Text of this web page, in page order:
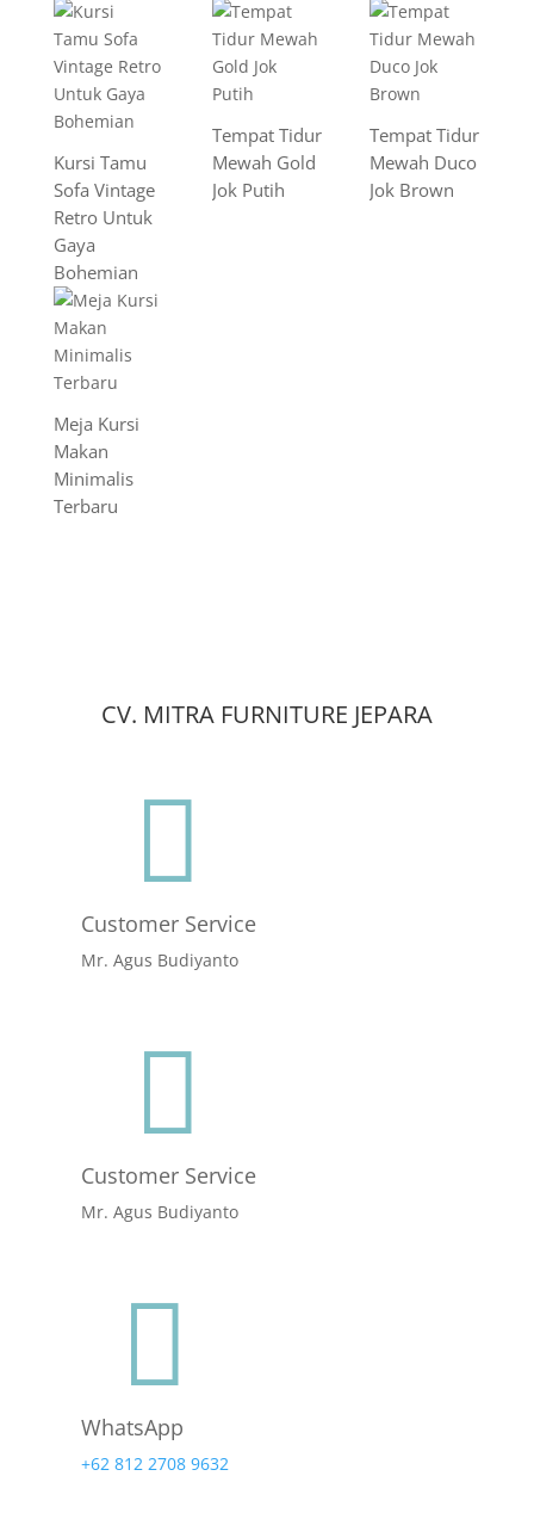
Kursi Tamu
Sofa Vintage
Retro Untuk
Gaya
Bohemian
Tempat Tidur
Mewah Gold
Jok Putih
Tempat Tidur
Mewah Duco
Jok Brown
Meja Kursi
Makan
Minimalis
Terbaru
CV. MITRA FURNITURE JEPARA

Customer Service
Mr. Agus Budiyanto

Customer Service
Mr. Agus Budiyanto

WhatsApp
+62 812 2708 9632